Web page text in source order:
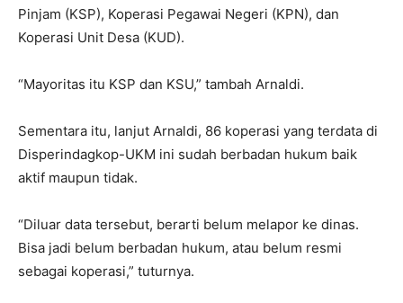
Pinjam (KSP), Koperasi Pegawai Negeri (KPN), dan
Koperasi Unit Desa (KUD).
“Mayoritas itu KSP dan KSU,” tambah Arnaldi.
Sementara itu, lanjut Arnaldi, 86 koperasi yang terdata di
Disperindagkop-UKM ini sudah berbadan hukum baik
aktif maupun tidak.
“Diluar data tersebut, berarti belum melapor ke dinas.
Bisa jadi belum berbadan hukum, atau belum resmi
sebagai koperasi,” tuturnya.